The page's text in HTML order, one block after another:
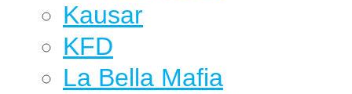
Kausar
KFD
La Bella Mafia